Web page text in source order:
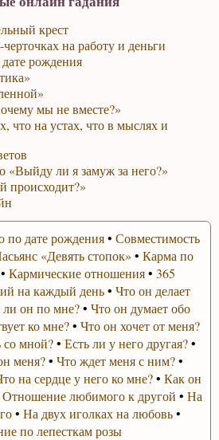
крест
на работу и деньги
рождения
мы не вместе?»
что на устах, что в мыслях и
«Выйду ли я замуж за него?»
происходит?»
по дате рождения• Совместимость
«Девять стопок» • Карма по
•Кармические отношения•365
на каждый день• Что он делает
ли он по мне?•Что он думает обо
ко мне?• Что он хочет от меня?
со мной?•Есть ли у него другая?•
меня?•Что ждет меня с ним?•
на сердце у него ко мне?• Как он
Отношение любимого к другой • На
•На двух иголках на любовь•
по лепесткам розы